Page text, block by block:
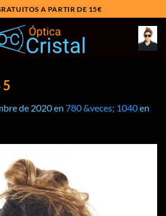
A PARTIR DE 15€
de 2020en 780 &veces; 1040en